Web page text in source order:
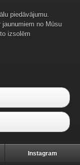
piedāvājumu.
no Mūsu
izsolēm
Instagram